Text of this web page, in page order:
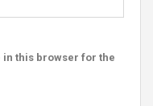
in this browser for the